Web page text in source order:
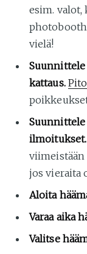
esim. valot,
vielä!
Suunnittele
kattaus.
Suunnittele
ilmoitukset.
viimeistään
jos vieraita
Aloita
Varaa aika
Valitse